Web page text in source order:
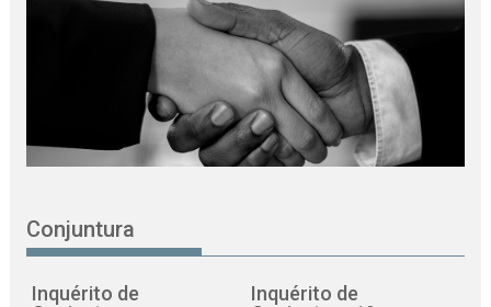
Conjuntura
Inquérito de
Inquérito de